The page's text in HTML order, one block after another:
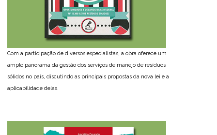
Com a participação de diversos especialistas, a obra oferece um
amplo panorama da gestão dos serviços de manejo de resíduos
sólidos no país, discutindo as principais propostas da nova lei e a
aplicabilidade delas.